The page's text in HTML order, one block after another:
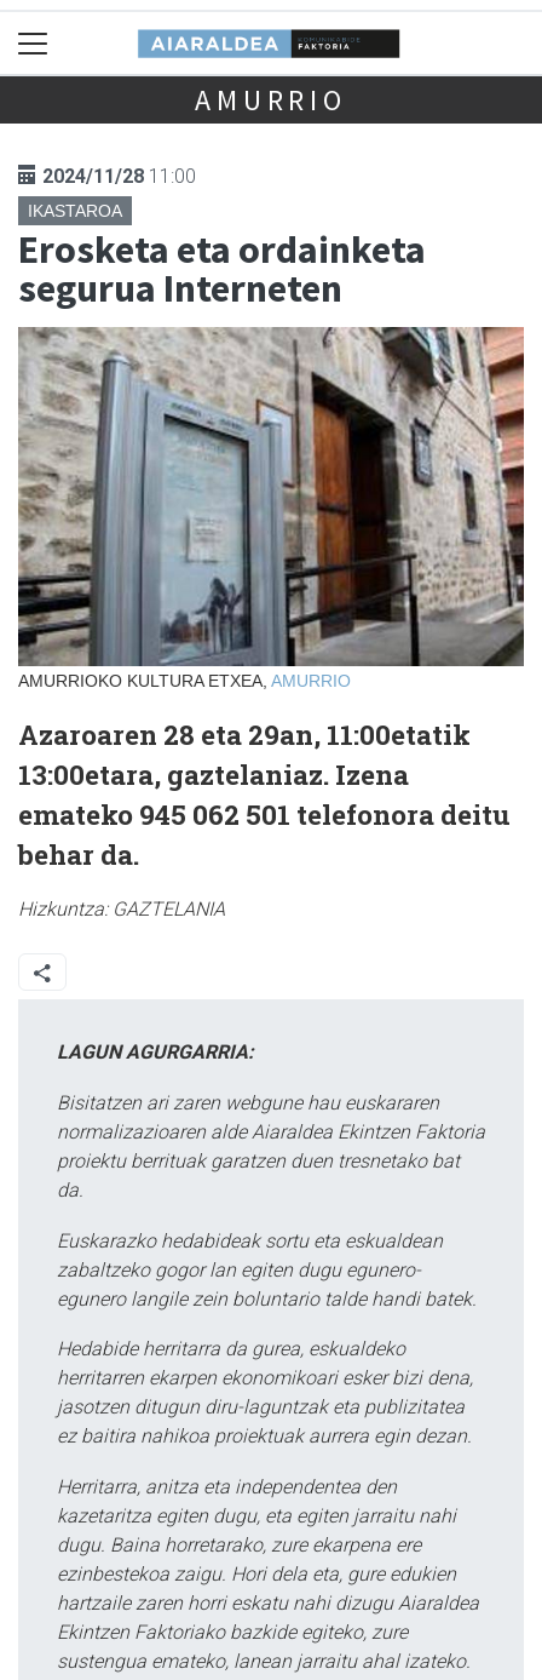
AMURRIO
2024/11/28 11:00
IKASTAROA
Erosketa eta ordainketa
segurua Interneten
AMURRIOKO KULTURA ETXEA, AMURRIO
Azaroaren 28 eta 29an, 11:00etatik
13:00etara, gaztelaniaz. Izena
emateko 945 062 501 telefonora deitu
behar da.
Hizkuntza: GAZTELANIA
LAGUN AGURGARRIA:
Bisitatzen ari zaren webgune hau euskararen
normalizazioaren alde Aiaraldea Ekintzen Faktoria
proiektu berrituak garatzen duen tresnetako bat
da.
Euskarazko hedabideak sortu eta eskualdean
zabaltzeko gogor lan egiten dugu egunero-
egunero langile zein boluntario talde handi batek.
Hedabide herritarra da gurea, eskualdeko
herritarren ekarpen ekonomikoari esker bizi dena,
jasotzen ditugun diru-laguntzak eta publizitatea
ez baitira nahikoa proiektuak aurrera egin dezan.
Herritarra, anitza eta independentea den
kazetaritza egiten dugu, eta egiten jarraitu nahi
dugu. Baina horretarako, zure ekarpena ere
ezinbestekoa zaigu. Hori dela eta, gure edukien
hartzaile zaren horri eskatu nahi dizugu Aiaraldea
Ekintzen Faktoriako bazkide egiteko, zure
sustengua emateko, lanean jarraitu ahal izateko.